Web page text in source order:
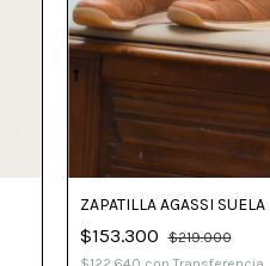
ZAPATILLA AGASSI SUELA
$153.300
$219.000